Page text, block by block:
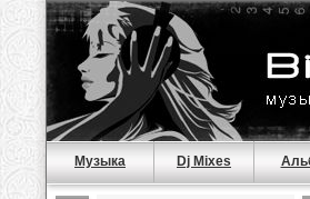
Музыка Dj Mixes